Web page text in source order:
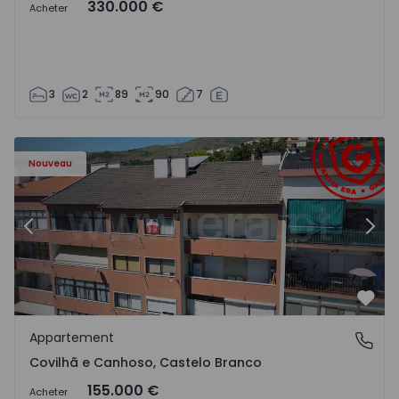
Acheter 330.000 €
3 2 89 90 7
Nouveau
- 18
Appartement T2 Covilhã, Covilhã e Canhoso - 1497806 -
Précédent
Covilhã e Canhoso, Castelo Branco
Appartement
Covilhã e Canhoso, Castelo Branco
Acheter 155.000 €